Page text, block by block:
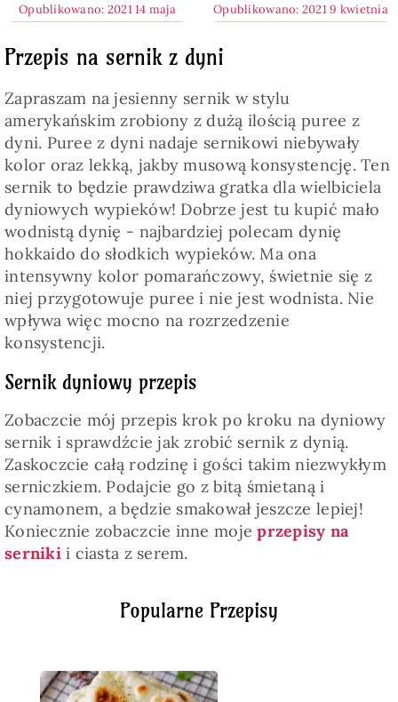
Popularne Przepisy
Opublikowano: 2021 14 maja Opublikowano: 2021 9 kwietnia
Przepis na sernik z dyni
Zapraszam na jesienny sernik w stylu
amerykańskim zrobiony z dużą ilością puree z
dyni. Puree z dyni nadaje sernikowi niebywały
kolor oraz lekką, jakby musową konsystencję. Ten
sernik to będzie prawdziwa gratka dla wielbiciela
dyniowych wypieków! Dobrze jest tu kupić mało
wodnistą dynię - najbardziej polecam dynię
hokkaido do słodkich wypieków. Ma ona
intensywny kolor pomarańczowy, świetnie się z
niej przygotowuje puree i nie jest wodnista. Nie
wpływa więc mocno na rozrzedzenie
konsystencji.
Sernik dyniowy przepis
Zobaczcie mój przepis krok po kroku na dyniowy
sernik i sprawdźcie jak zrobić sernik z dynią.
Zaskoczcie całą rodzinę i gości takim niezwykłym
serniczkiem. Podajcie go z bitą śmietaną i
cynamonem, a będzie smakował jeszcze lepiej!
Koniecznie zobaczcie inne mojeprzepisy na
sernikii ciasta z serem.